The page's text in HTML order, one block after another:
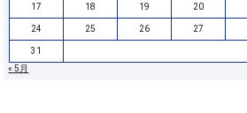
17 18 19 20
24 25 26 27
31
« 5月